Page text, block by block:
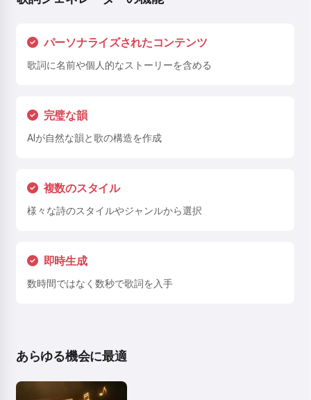
パーソナライズされたコンテンツ
歌詞に名前や個人的なストーリーを含める
完璧な韻
AIが自然な韻と歌の構造を作成
複数のスタイル
様々な詩のスタイルやジャンルから選択
即時生成
数時間ではなく数秒で歌詞を入手
あらゆる機会に最適